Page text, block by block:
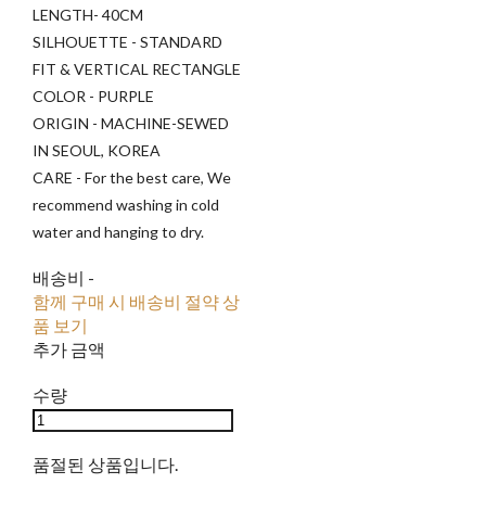
LENGTH- 40CM
SILHOUETTE - STANDARD
FIT & VERTICAL RECTANGLE
COLOR - PURPLE
ORIGIN - MACHINE-SEWED
IN SEOUL, KOREA
CARE - For the best care, We
recommend washing in cold
water and hanging to dry.
배송비 -
함께 구매 시 배송비 절약 상
품 보기
추가 금액
수량
품절된 상품입니다.